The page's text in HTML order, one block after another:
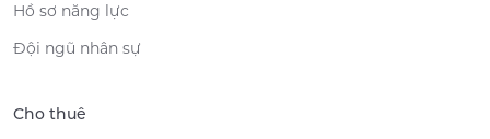
Hồ sơ năng lực
Đội ngũ nhân sự
Cho thuê